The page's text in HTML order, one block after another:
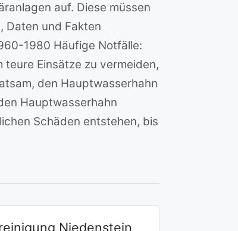
auf. Diese müssen
Daten und Fakten
1980 Häufige Notfälle:
Einsätze zu vermeiden,
den Hauptwasserhahn
Hauptwasserhahn
Schäden entstehen, bis
Niedenstein